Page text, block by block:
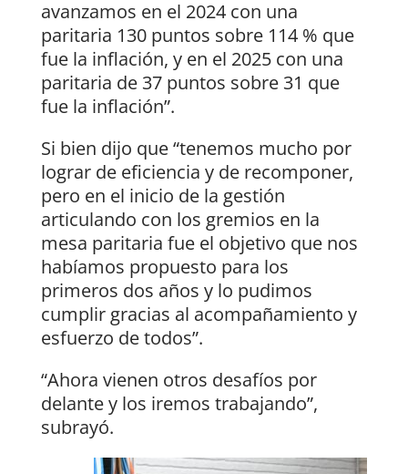
avanzamos en el 2024 con una
paritaria 130 puntos sobre 114 % que
fue la inflación, y en el 2025 con una
paritaria de 37 puntos sobre 31 que
fue la inflación”.
Si bien dijo que “tenemos mucho por
lograr de eficiencia y de recomponer,
pero en el inicio de la gestión
articulando con los gremios en la
mesa paritaria fue el objetivo que nos
habíamos propuesto para los
primeros dos años y lo pudimos
cumplir gracias al acompañamiento y
esfuerzo de todos”.
“Ahora vienen otros desafíos por
delante y los iremos trabajando”,
subrayó.